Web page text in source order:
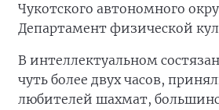
Чукотского автономного
Департамент физической
В интеллектуальном
чуть более двух часов,
любителей шахмат,